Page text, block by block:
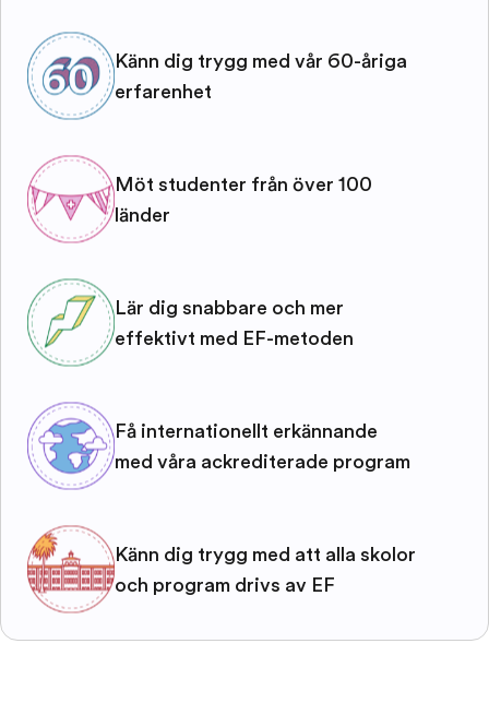
Känn dig trygg med vår 60-åriga
erfarenhet
Möt studenter från över 100
länder
Lär dig snabbare och mer
effektivt med EF-metoden
Få internationellt erkännande
med våra ackrediterade program
Känn dig trygg med att alla skolor
och program drivs av EF